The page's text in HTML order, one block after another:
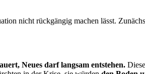
nicht rückgängig machen lässt.
Neues darf langsam entstehen.